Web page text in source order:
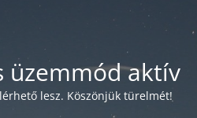
üzemmód aktív
lesz. Köszönjük türelmét!